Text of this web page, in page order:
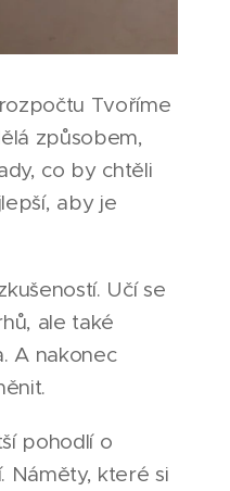
Tvoříme
způsobem,
co by chtěli
aby je
Učí se
ale také
A nakonec
pohodlí o
Náměty, které si